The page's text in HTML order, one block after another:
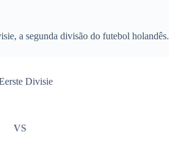
a segunda divisão do futebol holandês.
Divisie
VS